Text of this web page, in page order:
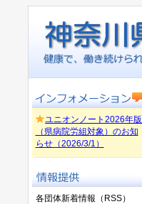
ユニオンノート2026年版
（県病院労組対象）のお知
らせ（2026/3/1）
各団体新着情報（RSS）